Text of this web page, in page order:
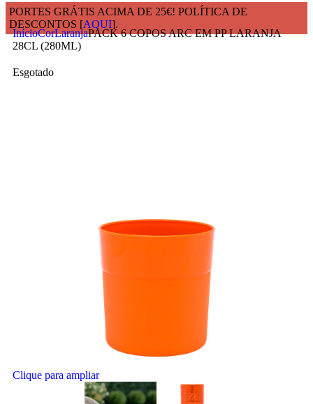
PORTES GRÁTIS ACIMA DE 25€! POLÍTICA DE
DESCONTOS [AQUI].
InícioCorLaranjaPACK 6 COPOS ARC EM PP LARANJA
28CL (280ML)
Esgotado
Clique para ampliar